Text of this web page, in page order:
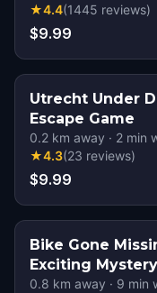
★4.4(1445 reviews)
$9.99
Utrecht Under
Escape Game
0.2 km away · 2 min
★4.3(23 reviews)
$9.99
Bike Gone
Exciting Mystery
0.8 km away · 9 min